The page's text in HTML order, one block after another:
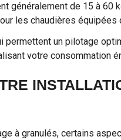
généralement de 15 à 60
les chaudières
permettent un pilotage
votre consommation
à granulés, certains